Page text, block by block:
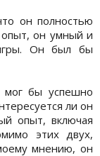
он полностью
он умный и
Он был бы
бы успешно
ли он
опыт, включая
этих двух,
мнению, он